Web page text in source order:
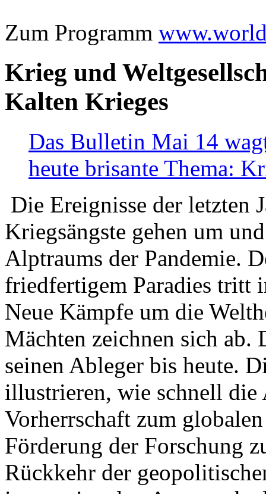
Zum Programm
Krieg und
Kalten Krieges
Das Bulletin Mai 14
heute brisante Thema:
Die Ereignisse der letzten
Kriegsängste gehen um
Alptraums der Pandemie.
friedfertigem Paradies tritt
Neue Kämpfe um die
Mächten zeichnen sich
seinen Ableger bis heute.
illustrieren, wie schnell die
Vorherrschaft zum
Förderung der Forschung
Rückkehr der